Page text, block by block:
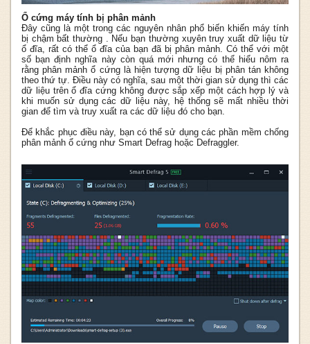
Ổ cứng máy tính bị phân mảnh
Đây cũng là một trong các nguyên nhân phổ biến khiến máy tính
bị chậm bất thường . Nếu bạn thường xuyên truy xuất dữ liệu từ
ổ đĩa, rất có thể ổ đĩa của bạn đã bị phân mảnh. Có thể với một
số bạn định nghĩa này còn quá mới nhưng có thể hiểu nôm ra
rằng phân mảnh ổ cứng là hiện tượng dữ liệu bị phân tán không
theo thứ tự. Điều này có nghĩa, sau một thời gian sử dụng thì các
dữ liệu trên ổ đĩa cứng không được sắp xếp một cách hợp lý và
khi muốn sử dụng các dữ liệu này, hệ thống sẽ mất nhiều thời
gian để tìm và truy xuất ra các dữ liệu đó cho bạn.
Để khắc phục điều này, bạn có thể sử dụng các phần mềm chống
phân mảnh ổ cứng như Smart Defrag hoặc Defraggler.